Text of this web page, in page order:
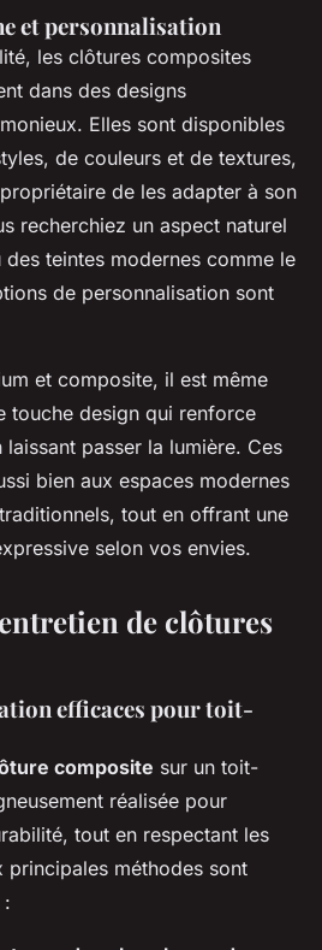
et personnalisation
les clôtures composites
dans des designs
Elles sont disponibles
de couleurs et de textures,
de les adapter à son
recherchiez un aspect naturel
teintes modernes comme le
de personnalisation sont
et composite, il est même
touche design qui renforce
laissant passer la lumière. Ces
bien aux espaces modernes
tout en offrant une
selon vos envies.
de clôtures
efficaces pour toit-
composite sur un toit-
réalisée pour
tout en respectant les
principales méthodes sont
: